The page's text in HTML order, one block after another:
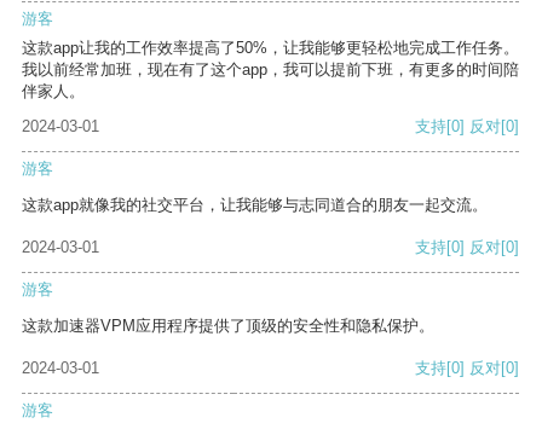
游客
这款app让我的工作效率提高了50%，让我能够更轻松地完成工作任务。
我以前经常加班，现在有了这个app，我可以提前下班，有更多的时间陪
伴家人。
2024-03-01
支持[0] 反对[0]
游客
这款app就像我的社交平台，让我能够与志同道合的朋友一起交流。
2024-03-01 支持[0] 反对[0]
游客
这款加速器VPM应用程序提供了顶级的安全性和隐私保护。
2024-03-01 支持[0] 反对[0]
游客